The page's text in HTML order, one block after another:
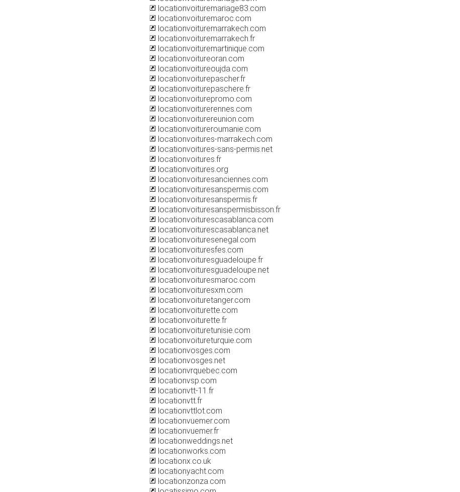
locationvoituremariage83.com
locationvoituremaroc.com
locationvoituremarrakech.com
locationvoituremarrakech.fr
locationvoituremartinique.com
locationvoitureoran.com
locationvoitureoujda.com
locationvoiturepascher.fr
locationvoiturepaschere.fr
locationvoiturepromo.com
locationvoiturerennes.com
locationvoiturereunion.com
locationvoitureroumanie.com
locationvoitures-marrakech.com
locationvoitures-sans-permis.net
locationvoitures.fr
locationvoitures.org
locationvoituresanciennes.com
locationvoituresanspermis.com
locationvoituresanspermis.fr
locationvoituresanspermisbisson.fr
locationvoiturescasablanca.com
locationvoiturescasablanca.net
locationvoituresenegal.com
locationvoituresfes.com
locationvoituresguadeloupe.fr
locationvoituresguadeloupe.net
locationvoituresmaroc.com
locationvoituresxm.com
locationvoituretanger.com
locationvoiturette.com
locationvoiturette.fr
locationvoituretunisie.com
locationvoitureturquie.com
locationvosges.com
locationvosges.net
locationvrquebec.com
locationvsp.com
locationvtt-11.fr
locationvtt.fr
locationvttlot.com
locationvuemer.com
locationvuemer.fr
locationweddings.net
locationworks.com
locationx.co.uk
locationyacht.com
locationzonza.com